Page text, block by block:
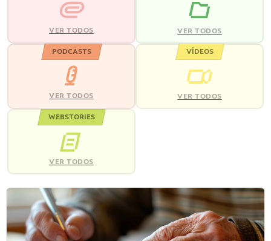
VER TODOS VER TODOS
PODCASTS
VER TODOS
VÍDEOS
VER TODOS
WEBSTORIES
VER TODOS